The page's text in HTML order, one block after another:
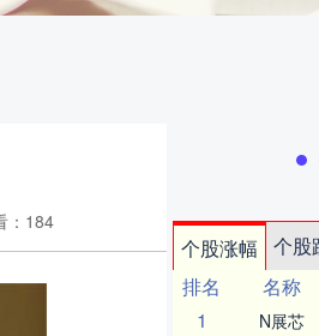
：184
个股涨幅 个股
排名
名称
1
N展芯